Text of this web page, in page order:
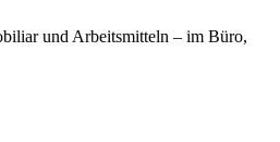
und Arbeitsmitteln – im Büro,